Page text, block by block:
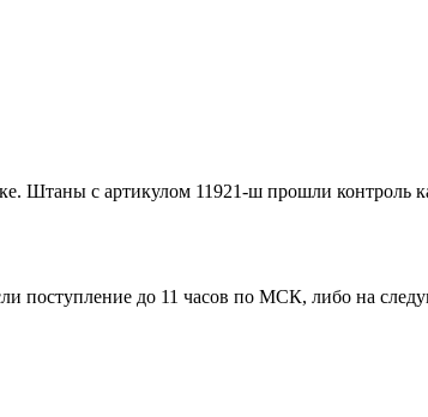
Штаны с артикулом 11921-ш прошли контроль
поступление до 11 часов по МСК, либо на